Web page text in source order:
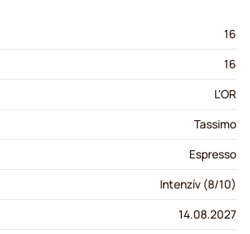
16
16
L'OR
Tassimo
Espresso
Intenzív (8/10)
14.08.2027